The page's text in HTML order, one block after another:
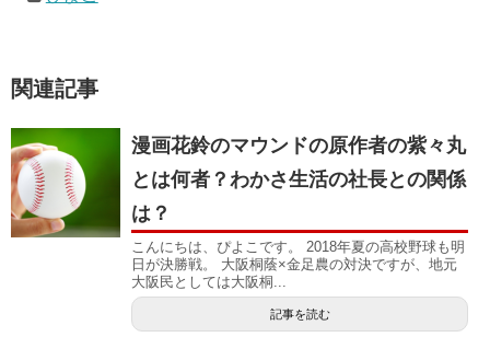
関連記事
漫画花鈴のマウンドの原作者の紫々丸
とは何者？わかさ生活の社長との関係
は？
こんにちは、ぴよこです。 2018年夏の高校野球も明
日が決勝戦。 大阪桐蔭×金足農の対決ですが、地元
大阪民としては大阪桐...
記事を読む